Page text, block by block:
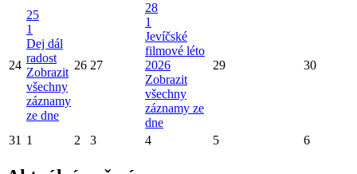
24
25
1
Dej dál
radost
Zobrazit
všechny
záznamy
ze dne
26 27
28
1
Jevíčské
filmové léto
2026
Zobrazit
všechny
záznamy ze
dne
29 30
31 1 2 3 4 5 6